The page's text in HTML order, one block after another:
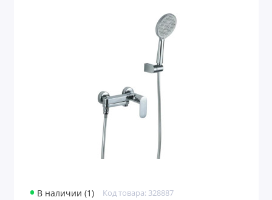
В наличии (1) Код товара: 328887